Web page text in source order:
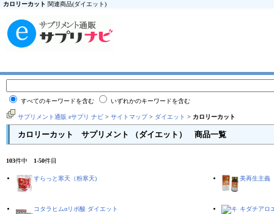
カロリーカット 関連商品(ダイエット)
すべてのキーワードを含む いずれかのキーワードを含む
サプリメント通販 eサプリ ナビ > サイトマップ> ダイエット > カロリーカット
カロリーカット サプリメント （ダイエット） 商品一覧
103件中 1-50件目
すらっと寒天（粉寒天) 美再生主
コタラヒムαリポ酸 ダイエット キダチアロ